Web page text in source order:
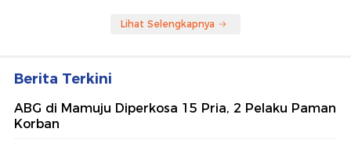
Lihat Selengkapnya
Berita Terkini
ABG di Mamuju Diperkosa 15 Pria, 2 Pelaku Paman
Korban